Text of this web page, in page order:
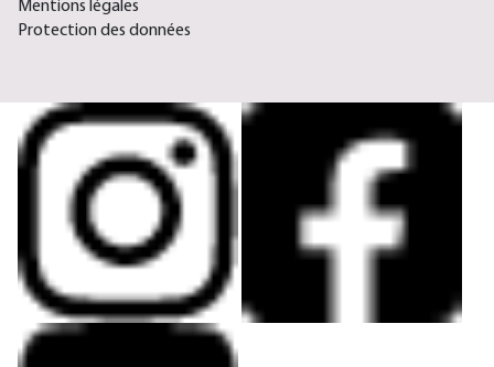
Mentions légales
Protection des données